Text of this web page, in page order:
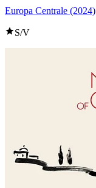
Europa Centrale (2024)
S/V